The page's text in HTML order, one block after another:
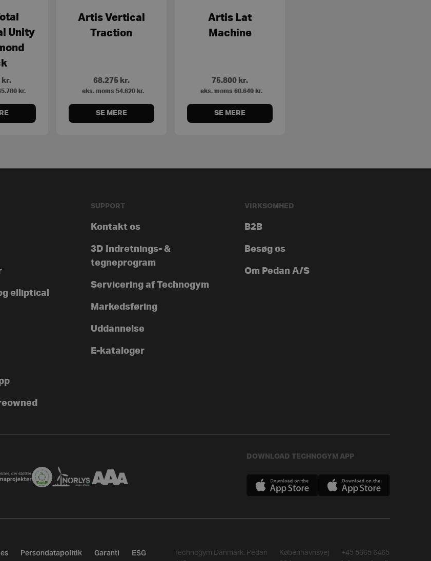
Unity
kr.
kr.
Artis Vertical
Traction
68.275 kr.
eks. moms 54.620 kr.
SE MERE
Artis Lat
Machine
75.800 kr.
eks. moms60.640 kr.
SE MERE
elliptical
SUPPORT
Kontakt os
3D Indretnings- &
tegneprogram
Servicering af Technogym
Markedsføring
Uddannelse
E-kataloger
VIRKSOMHED
B2B
Besøg os
Om Pedan A/S
DOWNLOAD TECHNOGYM APP
Persondatapolitik Garanti
ESG
Technogym Danmark, Pedan
Københavnsvej
+45 5665 6465